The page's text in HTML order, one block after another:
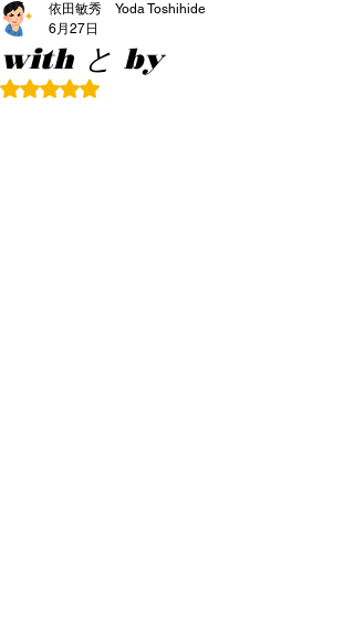
with と by
依田敏秀 Yoda Toshihide
6月27日
5つ星のうちNaNと評価されています。